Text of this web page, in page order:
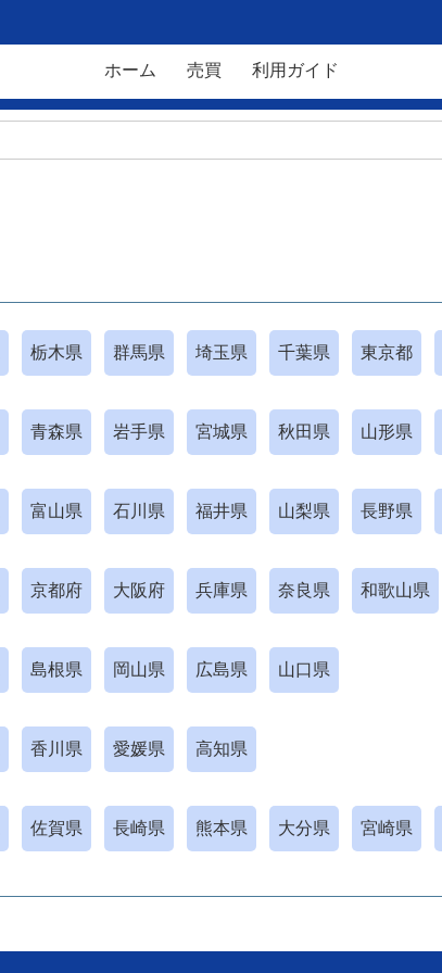
ホーム 売買 利用ガイド
栃木県 群馬県 埼玉県 千葉県 東京都
青森県 岩手県 宮城県 秋田県 山形県
富山県 石川県 福井県 山梨県 長野県
京都府 大阪府 兵庫県 奈良県 和歌山県
島根県 岡山県 広島県 山口県
香川県 愛媛県 高知県
佐賀県 長崎県 熊本県 大分県 宮崎県